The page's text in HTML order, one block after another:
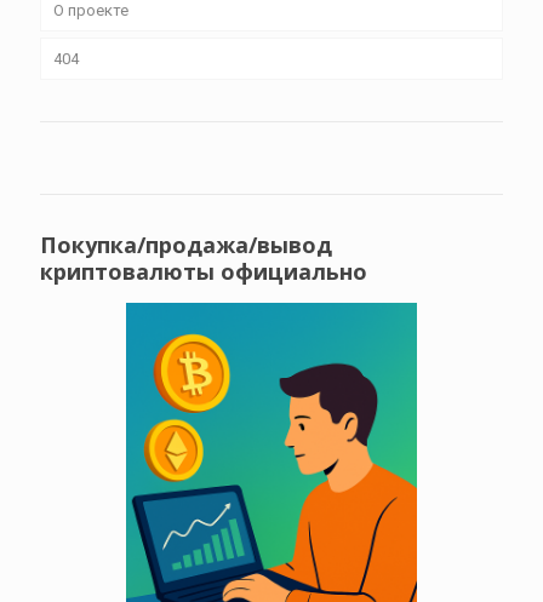
О проекте
404
Покупка/продажа/вывод
криптовалюты официально